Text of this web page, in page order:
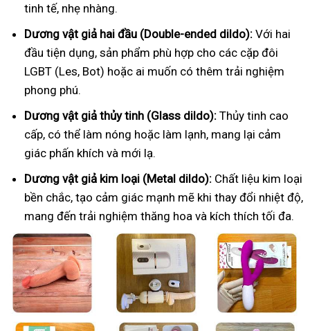
tinh tế, nhẹ nhàng.
Dương vật giả hai đầu (Double-ended dildo): Với hai
đầu tiện dụng, sản phẩm phù hợp cho các cặp đôi
LGBT (Les, Bot) hoặc ai muốn có thêm trải nghiệm
phong phú.
Dương vật giả thủy tinh (Glass dildo): Thủy tinh cao
cấp, có thể làm nóng hoặc làm lạnh, mang lại cảm
giác phấn khích và mới lạ.
Dương vật giả kim loại (Metal dildo): Chất liệu kim loại
bền chắc, tạo cảm giác mạnh mẽ khi thay đổi nhiệt độ,
mang đến trải nghiệm thăng hoa và kích thích tối đa.